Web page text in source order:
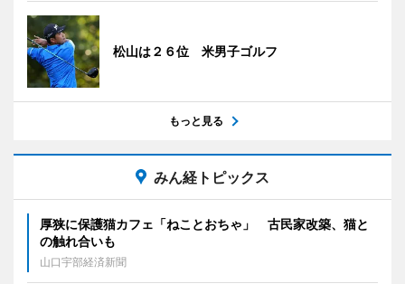
松山は２６位 米男子ゴルフ
もっと見る
みん経トピックス
厚狭に保護猫カフェ「ねことおちゃ」 古民家改築、猫と
の触れ合いも
山口宇部経済新聞